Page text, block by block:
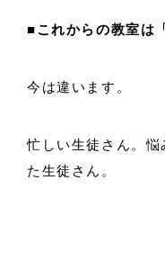
■これからの教室は
今は違います。
忙しい生徒さん。
た生徒さん。